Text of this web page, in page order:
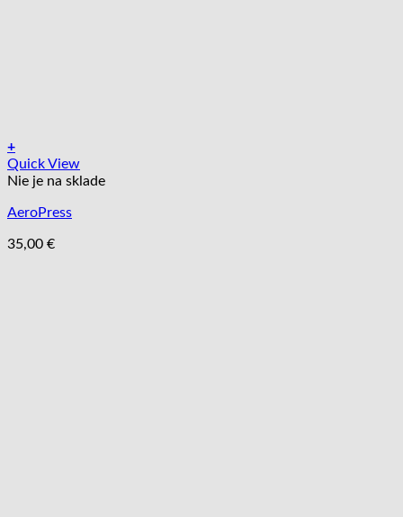
+
Quick View
Nie je na sklade
AeroPress
35,00 €